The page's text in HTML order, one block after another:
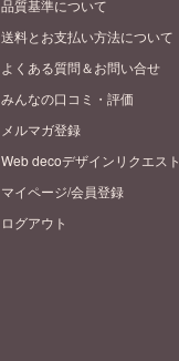
品質基準について
送料とお支払い方法について
よくある質問＆お問い合せ
みんなの口コミ・評価
メルマガ登録
Web decoデザインリクエスト
マイページ/会員登録
ログアウト